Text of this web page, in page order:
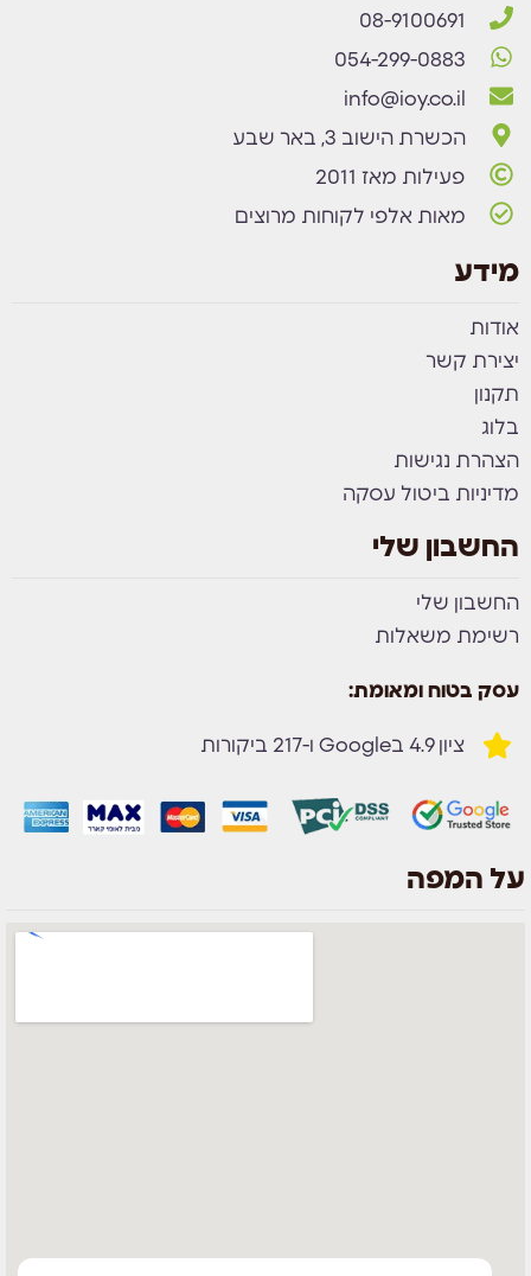
08-9100691
054-299-0883
info@ioy.co.il
הכשרת הישוב 3, באר שבע
פעילות מאז 2011
מאות אלפי לקוחות מרוצים
מידע
אודות
יצירת קשר
תקנון
בלוג
הצהרת נגישות
מדיניות ביטול עסקה
החשבון שלי
החשבון שלי
רשימת משאלות
עסק בטוח ומאומת:
ציון 4.9 בGoogle ו-217 ביקורות
על המפה